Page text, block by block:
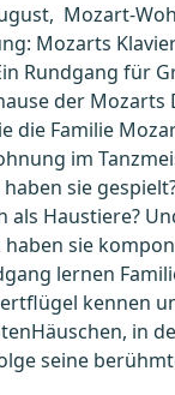
Mozart-
Mozarts
Rundgang für
der Mozarts
die Familie
im
sie
als Haustiere?
haben sie
lernen
kennen
in
seine